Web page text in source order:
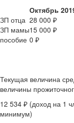
Октябрь
ЗП отца 28 000 ₽
ЗП мамы15 000 ₽
пособие 0 ₽
Текущая величина
величины
12 534 ₽ (доход на 1
минимум)